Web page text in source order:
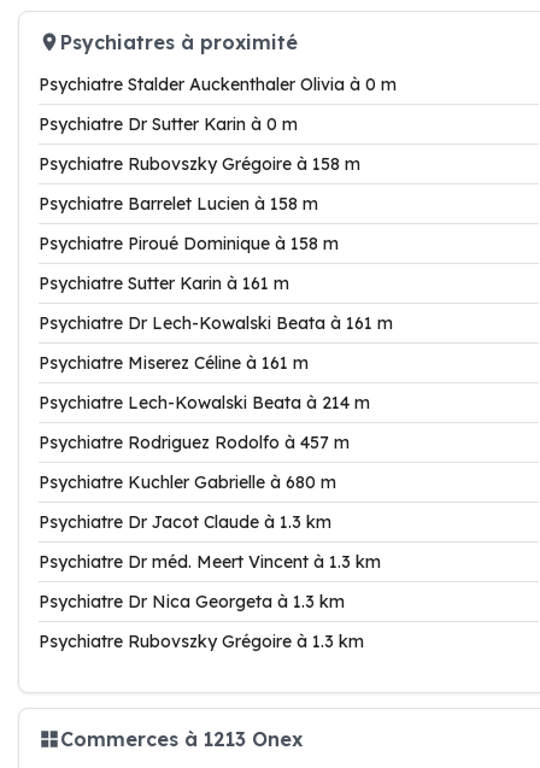
Psychiatres à proximité
Psychiatre Stalder Auckenthaler Olivia à 0 m
Psychiatre Dr Sutter Karin à 0 m
Psychiatre Rubovszky Grégoire à 158 m
Psychiatre Barrelet Lucien à 158 m
Psychiatre Piroué Dominique à 158 m
Psychiatre Sutter Karin à 161 m
Psychiatre Dr Lech-Kowalski Beata à 161 m
Psychiatre Miserez Céline à 161 m
Psychiatre Lech-Kowalski Beata à 214 m
Psychiatre Rodriguez Rodolfo à 457 m
Psychiatre Kuchler Gabrielle à 680 m
Psychiatre Dr Jacot Claude à 1.3 km
Psychiatre Dr méd. Meert Vincent à 1.3 km
Psychiatre Dr Nica Georgeta à 1.3 km
Psychiatre Rubovszky Grégoire à 1.3 km
Commerces à 1213 Onex